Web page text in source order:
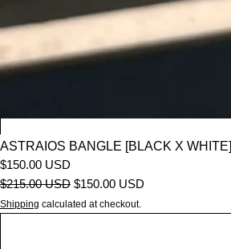
ASTRAIOS BANGLE [BLACK X WHITE]
$150.00 USD
$215.00 USD $150.00 USD
Shipping calculated at checkout.